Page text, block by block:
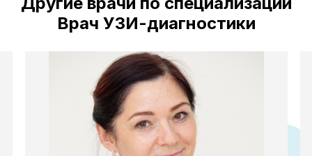
Врач УЗИ-диагностики